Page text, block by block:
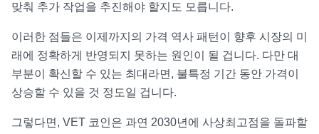
맞춰 추가 작업을 추진해야 할지도 모릅니다.
이러한 점들은 이제까지의 가격 역사 패턴이 향후 시장의 미
래에 정확하게 반영되지 못하는 원인이 될 겁니다. 다만 대
부분이 확신할 수 있는 최대라면, 불특정 기간 동안 가격이
상승할 수 있을 것 정도일 겁니다.
그렇다면, VET 코인은 과연 2030년에 사상최고점을 돌파할